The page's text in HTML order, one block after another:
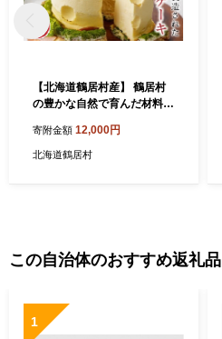
【北海道鶴居村産】 鶴居村
の豊かな自然で育んだ材料を
きばのチーズケーキ 国産 北
海道産 鶴居村産 生乳 濃厚 ク
寄附金額 12,000円
北海道鶴居村
この自治体のおすすめ返礼品
1